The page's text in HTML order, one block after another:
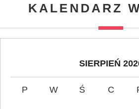
KALENDARZ
SIERPIEŃ
P W Ś C